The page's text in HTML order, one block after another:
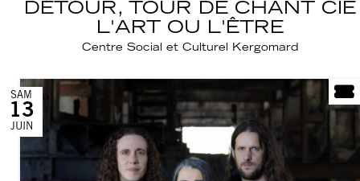
DÉTOUR, TOUR DE CHANT CIE
L'ART OU L'ÊTRE
Centre Social et Culturel Kergomard
SAM
13
JUIN